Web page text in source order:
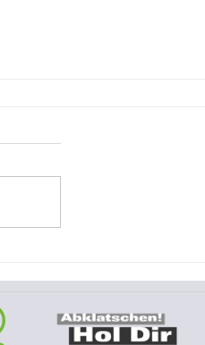
Öffnunszeiten Tag der deutschen